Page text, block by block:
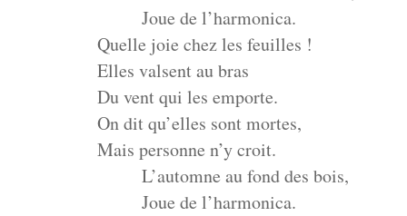
Joue de l’harmonica.
Quelle joie chez les feuilles !
Elles valsent au bras
Du vent qui les emporte.
On dit qu’elles sont mortes,
Mais personne n’y croit.
L’automne au fond des bois,
Joue de l’harmonica.